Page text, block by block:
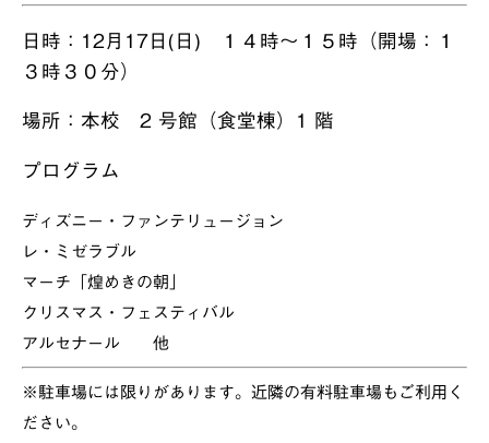
日時：12月17日(日) １４時～１５時（開場：１
３時３０分）
場所：本校 2 号館（食堂棟）1 階
プログラム
ディズニー・ファンテリュージョン
レ・ミゼラブル
マーチ「煌めきの朝」
クリスマス・フェスティバル
アルセナール 他
※駐車場には限りがあります。近隣の有料駐車場もご利用く
ださい。